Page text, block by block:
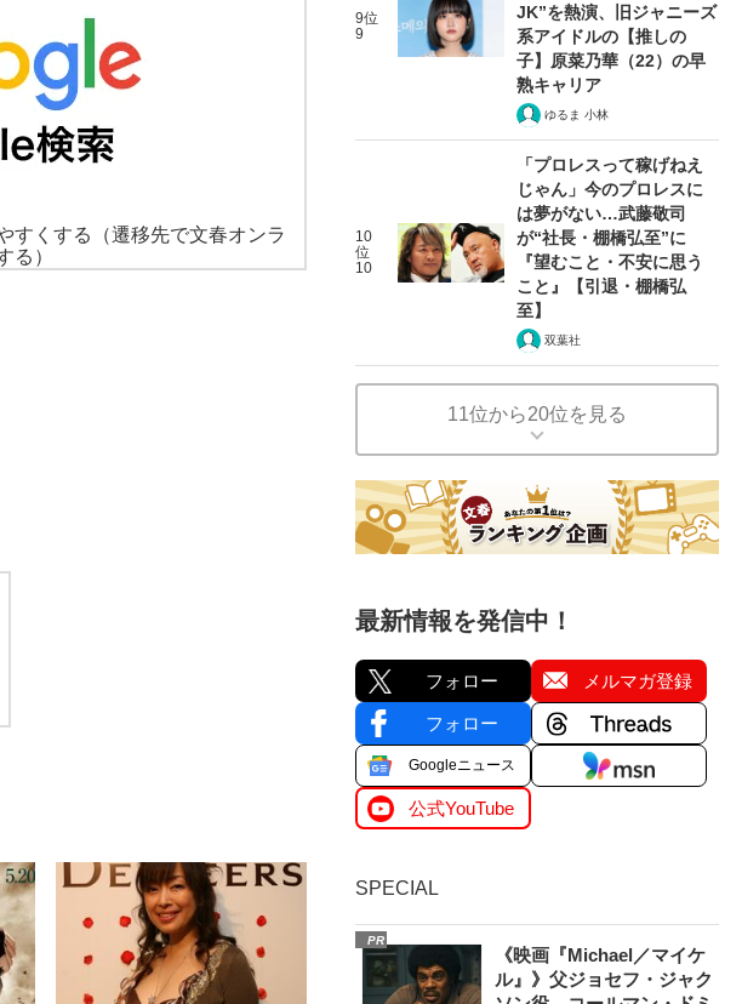
すくする
（遷移先で文春オンラ
る）
9位
9
JK”を熱演、旧ジャニーズ
系アイドルの【推しの
子】原菜乃華（22）の早
熟キャリア
ゆるま 小林
10
位
10
「プロレスって稼げねえ
じゃん」今のプロレスに
は夢がない…武藤敬司
が“社長・棚橋弘至”に
『望むこと・不安に思う
こと』【引退・棚橋弘
至】
双葉社
11位から20位を見る
最新情報を発信中！
フォロー メルマガ登録
フォロー
Googleニュース
公式YouTube
SPECIAL
PR
《映画『Michael／マイケ
ル』》父ジョセフ・ジャク